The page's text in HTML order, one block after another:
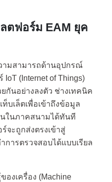
ฟอร์ม EAM ยุค
ามสามารถด้านอุปกรณ์
IoT (Internet of Things)
กันอย่างลงตัว ช่างเทคนิค
บเล็ตเพื่อเข้าถึงข้อมูล
ในภาคสนามได้ทันที
จะถูกส่งตรงเข้าสู่
ารตรวจสอบได้แบบเรียล
องเครื่อง (Machine